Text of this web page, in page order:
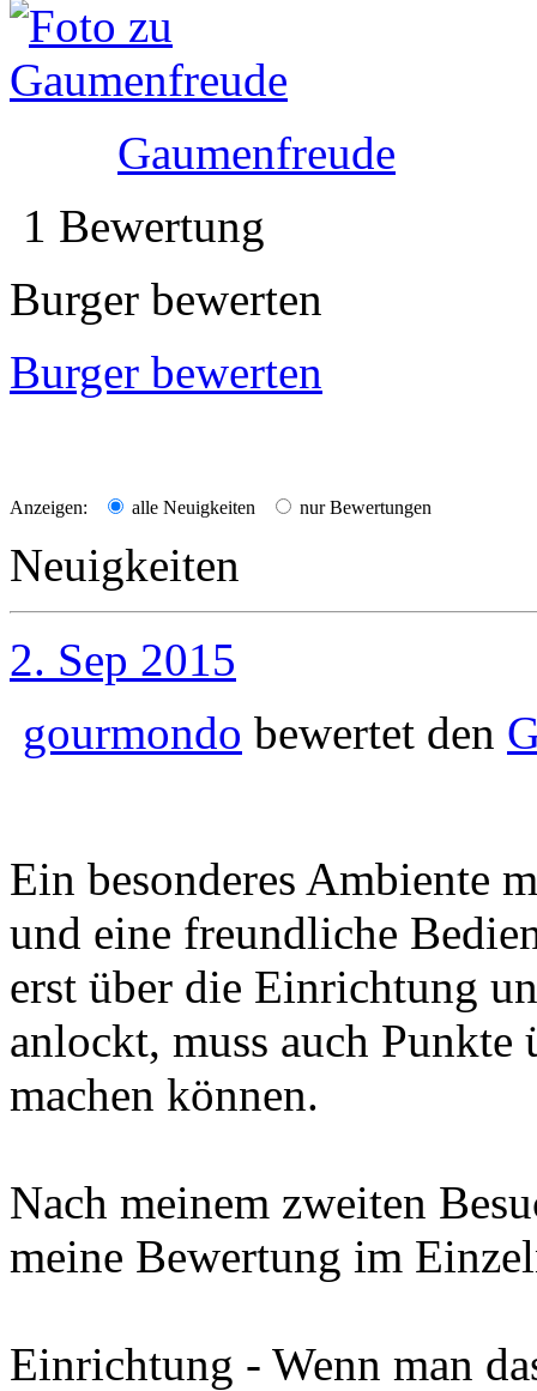
Gaumenfreude
1 Bewertung
Burger bewerten
Burger bewerten
Anzeigen: alle Neuigkeiten nur Bewertungen
Neuigkeiten
2. Sep 2015
gourmondo bewertet den
Ein besonderes Ambiente
und eine freundliche
erst über die Einrichtung
anlockt, muss auch Punkte
machen können.
Nach meinem zweiten
meine Bewertung im
Einrichtung - Wenn man